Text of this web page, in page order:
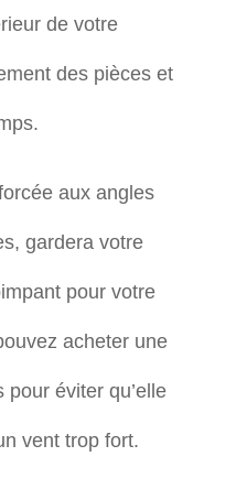
de votre
des pièces et
aux angles
gardera votre
pour votre
acheter une
éviter qu’elle
vent trop fort.